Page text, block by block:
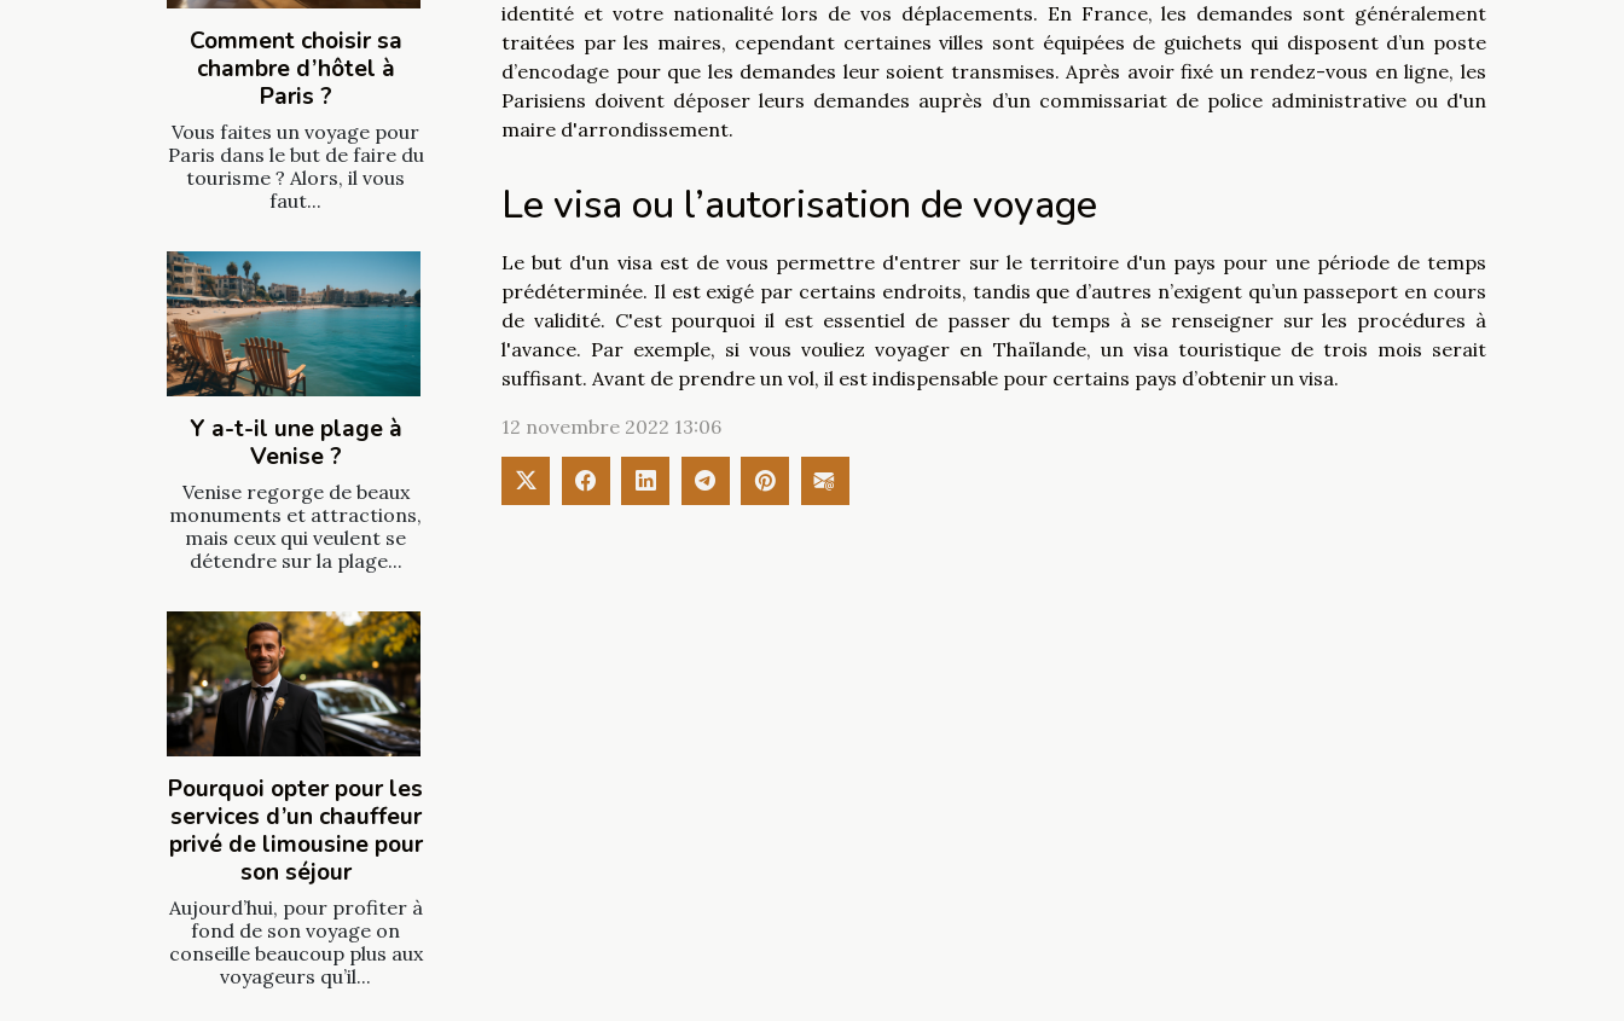
Comment choisir sa
chambre d’hôtel à
Paris ?
Vous faites un voyage pour
Paris dans le but de faire du
tourisme ? Alors, il vous
faut...
Y a-t-il une plage à
Venise ?
Venise regorge de beaux
monuments et attractions,
mais ceux qui veulent se
détendre sur la plage...
Pourquoi opter pour les
services d’un chauffeur
privé de limousine pour
son séjour
Aujourd’hui, pour profiter à
fond de son voyage on
conseille beaucoup plus aux
voyageurs qu’il...
identité et votre nationalité lors de vos déplacements. En France, les demandes sont généralement
traitées par les maires, cependant certaines villes sont équipées de guichets qui disposent d’un poste
d’encodage pour que les demandes leur soient transmises. Après avoir fixé un rendez-vous en ligne, les
Parisiens doivent déposer leurs demandes auprès d’un commissariat de police administrative ou d'un
maire d'arrondissement.
Le visa ou l’autorisation de voyage
Le but d'un visa est de vous permettre d'entrer sur le territoire d'un pays pour une période de temps
prédéterminée. Il est exigé par certains endroits, tandis que d’autres n’exigent qu’un passeport en cours
de validité. C'est pourquoi il est essentiel de passer du temps à se renseigner sur les procédures à
l'avance. Par exemple, si vous vouliez voyager en Thaïlande, un visa touristique de trois mois serait
suffisant. Avant de prendre un vol, il est indispensable pour certains pays d’obtenir un visa.
12 novembre 2022 13:06